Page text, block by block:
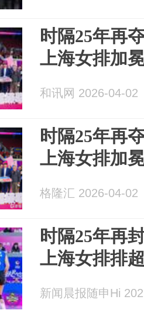
时隔25年再
上海女排加
和讯网 2026-04-02
时隔25年再
上海女排加
格隆汇 2026-04-02
时隔25年再
上海女排排
新闻晨报随申Hi